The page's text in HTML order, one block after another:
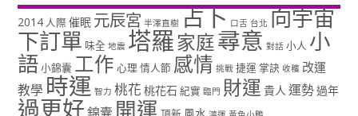
2014 人際 催眠 元辰宮 半澤直樹 占卜 口舌 台北 向宇宙
下訂單 味全 地震 塔羅家庭尋意 對話 小人 小
語小錦囊 工作 心理 情人節 感情 挑戰 捷運 掌訣 收穫 改運
教學 時運 智力 桃花 桃花石 紀實 臨門 財運 貴人 運勢過年
過更好錦囊 開運 風水